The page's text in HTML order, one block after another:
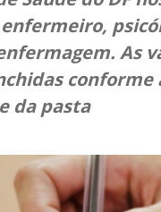
As
conforme
da pasta